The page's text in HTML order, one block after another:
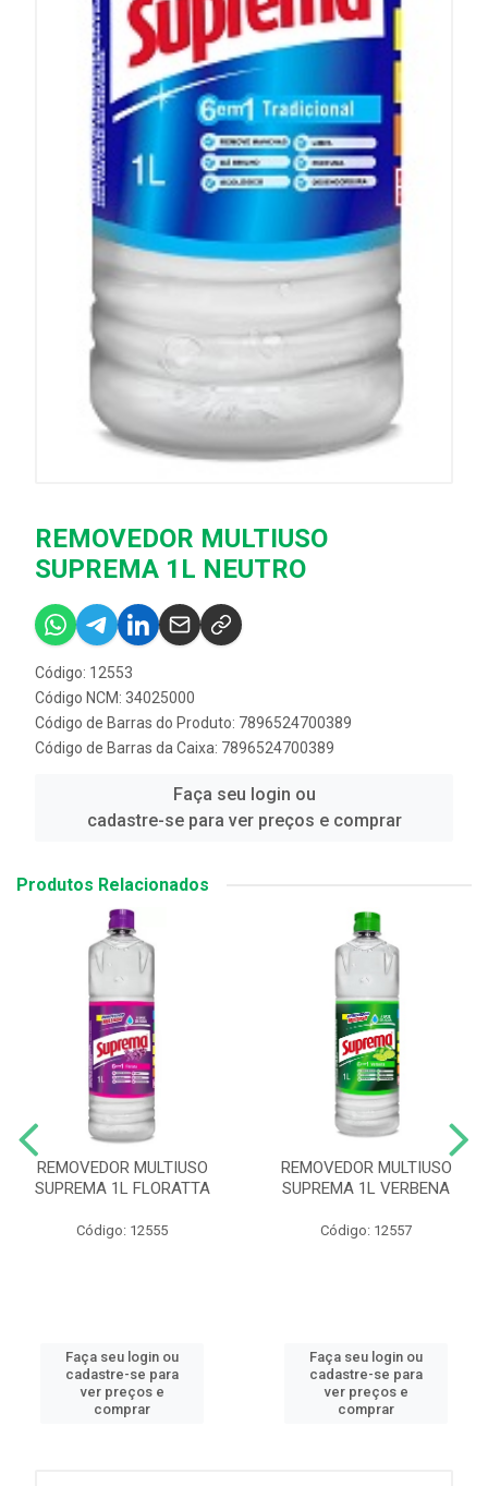
REMOVEDOR MULTIUSO
SUPREMA 1L NEUTRO
Código: 12553
Código NCM: 34025000
Código de Barras do Produto: 7896524700389
Código de Barras da Caixa: 7896524700389
Faça seu login ou
cadastre-se para ver preços e comprar
Produtos Relacionados
REMOVEDOR MULTIUSO
SUPREMA 1L FLORATTA
Código: 12555
Faça seu login ou
cadastre-se para
ver preços e
comprar
REMOVEDOR MULTIUSO
SUPREMA 1L VERBENA
Código: 12557
Faça seu login ou
cadastre-se para
ver preços e
comprar